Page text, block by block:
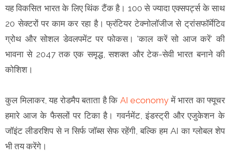
यह विकसित भारत के लिए थिंक टैंक है। 100 से ज्यादा एक्सपर्ट्स के साथ
20 सेक्टरों पर काम कर रहा है। फ्रंटियर टेक्नोलॉजीज से ट्रांसफॉर्मेटिव
ग्रोथ और सोशल डेवलपमेंट पर फोकस। 'काल करें सो आज करें' की
भावना से 2047 तक एक समृद्ध, सशक्त और टेक-सेवी भारत बनाने की
कोशिश।
कुल मिलाकर, यह रोडमैप बताता है कि AI economy में भारत का फ्यूचर
हमारे आज के फैसलों पर टिका है। गवर्नमेंट, इंडस्ट्री और एजुकेशन के
जॉइंट लीडरशिप से न सिर्फ जॉब्स सेफ रहेंगी, बल्कि हम AI का ग्लोबल शेप
भी तय करेंगे।